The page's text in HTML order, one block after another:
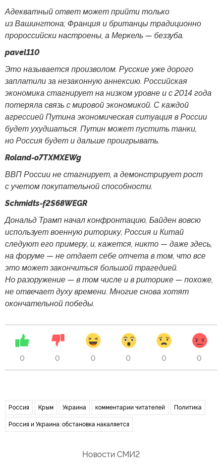
Адекватный ответ может прийти только
из Вашингтона; Франция и британцы традиционно
пророссийски настроены, а Меркель — беззуба.
pavel110
Это называется произволом. Русские уже дорого
заплатили за незаконную аннексию. Российская
экономика стагнирует на низком уровне и с 2014 года
потеряла связь с мировой экономикой. С каждой
агрессией Путина экономическая ситуация в России
будет ухудшаться. Путин может пустить танки,
но Россия будет и дальше проигрывать.
Roland-o7TXMXEWg
ВВП России не стагнирует, а демонстрирует рост
с учетом покупательной способности.
Schmidts-f2S68WEGR
Дональд Трамп начал конфронтацию, Байден вовсю
использует военную риторику, Россия и Китай
следуют его примеру, и, кажется, никто — даже здесь,
на форуме — не отдает себе отчета в том, что все
это может закончиться большой трагедией.
Но разоружение — в том числе и в риторике — похоже,
не отвечает духу времени. Многие снова хотят
окончательной победы.
0 0 0 0 0 0
Россия Крым Украина комментарии читателей Политика
Россия и Украина: обстановка накаляется
Новости СМИ2